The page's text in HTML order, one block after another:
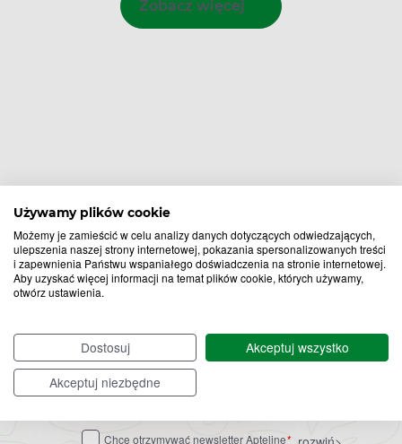
Używamy plików cookie
Możemy je zamieścić w celu analizy danych dotyczących odwiedzających,
ulepszenia naszej strony internetowej, pokazania spersonalizowanych treści
i zapewnienia Państwu wspaniałego doświadczenia na stronie internetowej.
Aby uzyskać więcej informacji na temat plików cookie, których używamy,
otwórz ustawienia.
Dostosuj
Akceptuj wszystko
Akceptuj niezbędne
Zobacz więcej
zapisz się na nasz newsletter!
Zapisz
do
Chcę otrzymywać newsletter Apteline*